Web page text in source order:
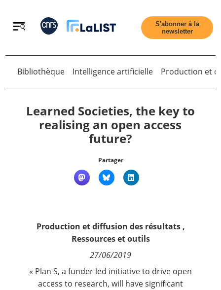
Retour
Contact
S'abonner à la
newsletter
Retour
Bibliothèque Intelligence artificielle Production et
Learned Societies, the key to
realising an open access
future?
Partager
Production et diffusion des résultats,
Ressources et outils
27/06/2019
« Plan S, a funder led initiative to drive open
access to research, will have significant